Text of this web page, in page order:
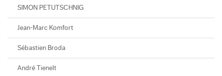
SIMON PETUTSCHNIG
Jean-Marc Komfort
Sébastien Broda
André Tienelt